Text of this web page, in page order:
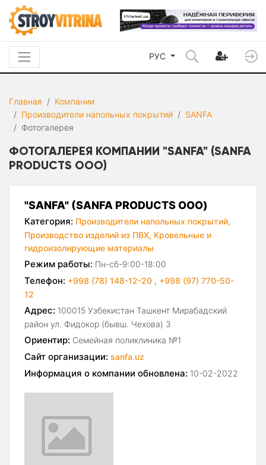
РУС
Главная
Компании
Производители напольных покрытий
SANFA
Фотогалерея
ФОТОГАЛЕРЕЯ КОМПАНИИ "SANFA" (SANFA
PRODUCTS ООО)
"SANFA" (SANFA PRODUCTS ООО)
Категория: Производители напольных покрытий,
Производство изделий из ПВХ, Кровельные и
гидроизолирующие материалы
Режим работы: Пн-сб-9:00-18:00
Телефон: +998 (78) 148-12-20 , +998 (97) 770-50-
12
Адрес: 100015 Узбекистан Ташкент Мирабадский
район ул. Фидокор (бывш. Чехова) 3
Ориентир: Семейная поликлиника №1
Сайт организации: sanfa.uz
Информация о компании обновлена: 10-02-2022